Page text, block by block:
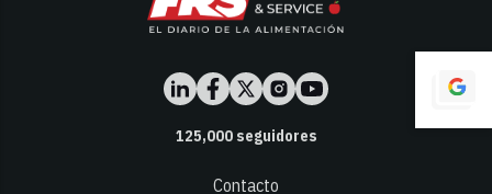
125,000seguidores
Contacto